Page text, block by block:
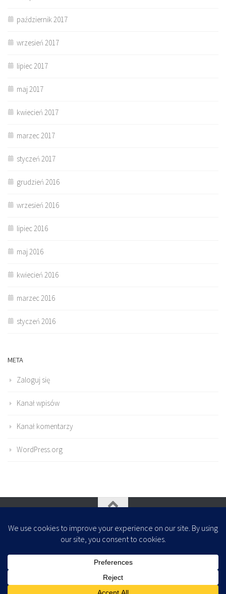
październik 2017
wrzesień 2017
lipiec 2017
maj 2017
kwiecień 2017
marzec 2017
styczeń 2017
grudzień 2016
wrzesień 2016
lipiec 2016
maj 2016
kwiecień 2016
marzec 2016
styczeń 2016
META
Zaloguj się
Kanał wpisów
Kanał komentarzy
WordPress.org
- Zaprojektowany z